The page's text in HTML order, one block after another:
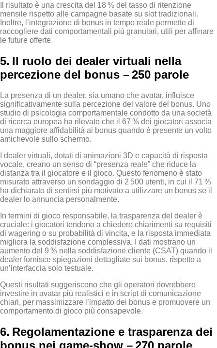
Il risultato è una crescita del 18 % del tasso di ritenzione
mensile rispetto alle campagne basate su slot tradizionali.
Inoltre, l’integrazione di bonus in tempo reale permette di
raccogliere dati comportamentali più granulari, utili per affinare
le future offerte.
5. Il ruolo dei dealer virtuali nella
percezione del bonus – 250 parole
La presenza di un dealer, sia umano che avatar, influisce
significativamente sulla percezione del valore del bonus. Uno
studio di psicologia comportamentale condotto da una società
di ricerca europea ha rilevato che il 67 % dei giocatori associa
una maggiore affidabilità ai bonus quando è presente un volto
amichevole sullo schermo.
I dealer virtuali, dotati di animazioni 3D e capacità di risposta
vocale, creano un senso di “presenza reale” che riduce la
distanza tra il giocatore e il gioco. Questo fenomeno è stato
misurato attraverso un sondaggio di 2 500 utenti, in cui il 71 %
ha dichiarato di sentirsi più motivato a utilizzare un bonus se il
dealer lo annuncia personalmente.
In termini di gioco responsabile, la trasparenza del dealer è
cruciale: i giocatori tendono a chiedere chiarimenti su requisiti
di wagering o su probabilità di vincita, e la risposta immediata
migliora la soddisfazione complessiva. I dati mostrano un
aumento del 9 % nella soddisfazione cliente (CSAT) quando il
dealer fornisce spiegazioni dettagliate sui bonus, rispetto a
un’interfaccia solo testuale.
Questi risultati suggeriscono che gli operatori dovrebbero
investire in avatar più realistici e in script di comunicazione
chiari, per massimizzare l’impatto dei bonus e promuovere un
comportamento di gioco più consapevole.
6. Regolamentazione e trasparenza dei